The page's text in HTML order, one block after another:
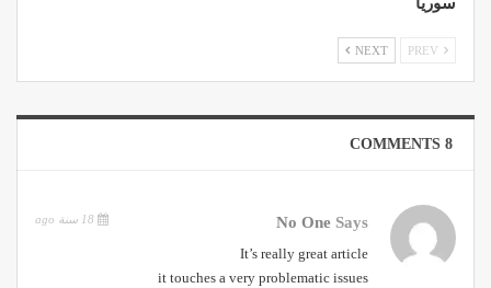
سوريا
NEXT
8 COMMENTS
No One Says
It’s really great article
it touches a very problematic issues